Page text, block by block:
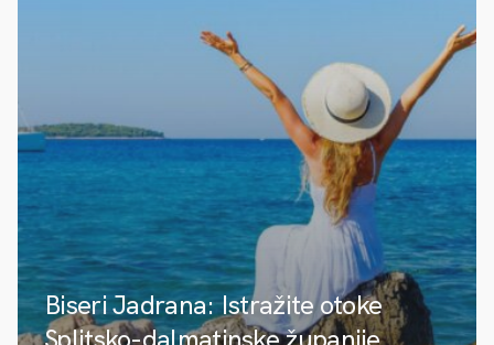
Biseri Jadrana: Istražite otoke